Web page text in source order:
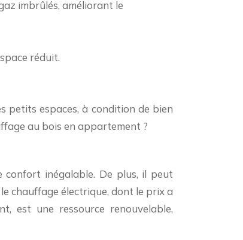
imbrûlés, améliorant le
réduit.
petits espaces, à condition de bien
au bois en appartement ?
inégalable. De plus, il peut
chauffage électrique, dont le prix a
est une ressource renouvelable,